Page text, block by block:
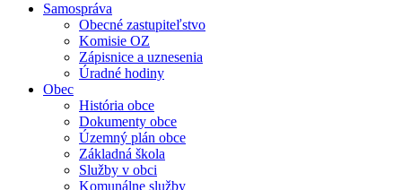
Samospráva
Obecné zastupiteľstvo
Komisie OZ
Zápisnice a uznesenia
Úradné hodiny
Obec
História obce
Dokumenty obce
Územný plán obce
Základná škola
Služby v obci
Komunálne služby